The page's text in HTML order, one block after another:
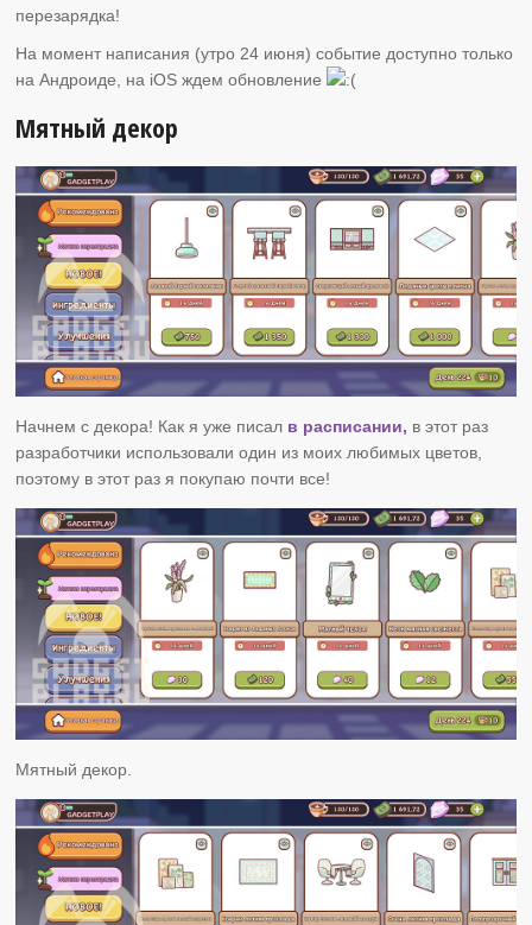
перезарядка!
На момент написания (утро 24 июня) событие доступно только
на Андроиде, на iOS ждем обновление
Мятный декор
Начнем с декора! Как я уже писал в расписании, в этот раз
разработчики использовали один из моих любимых цветов,
поэтому в этот раз я покупаю почти все!
Мятный декор.